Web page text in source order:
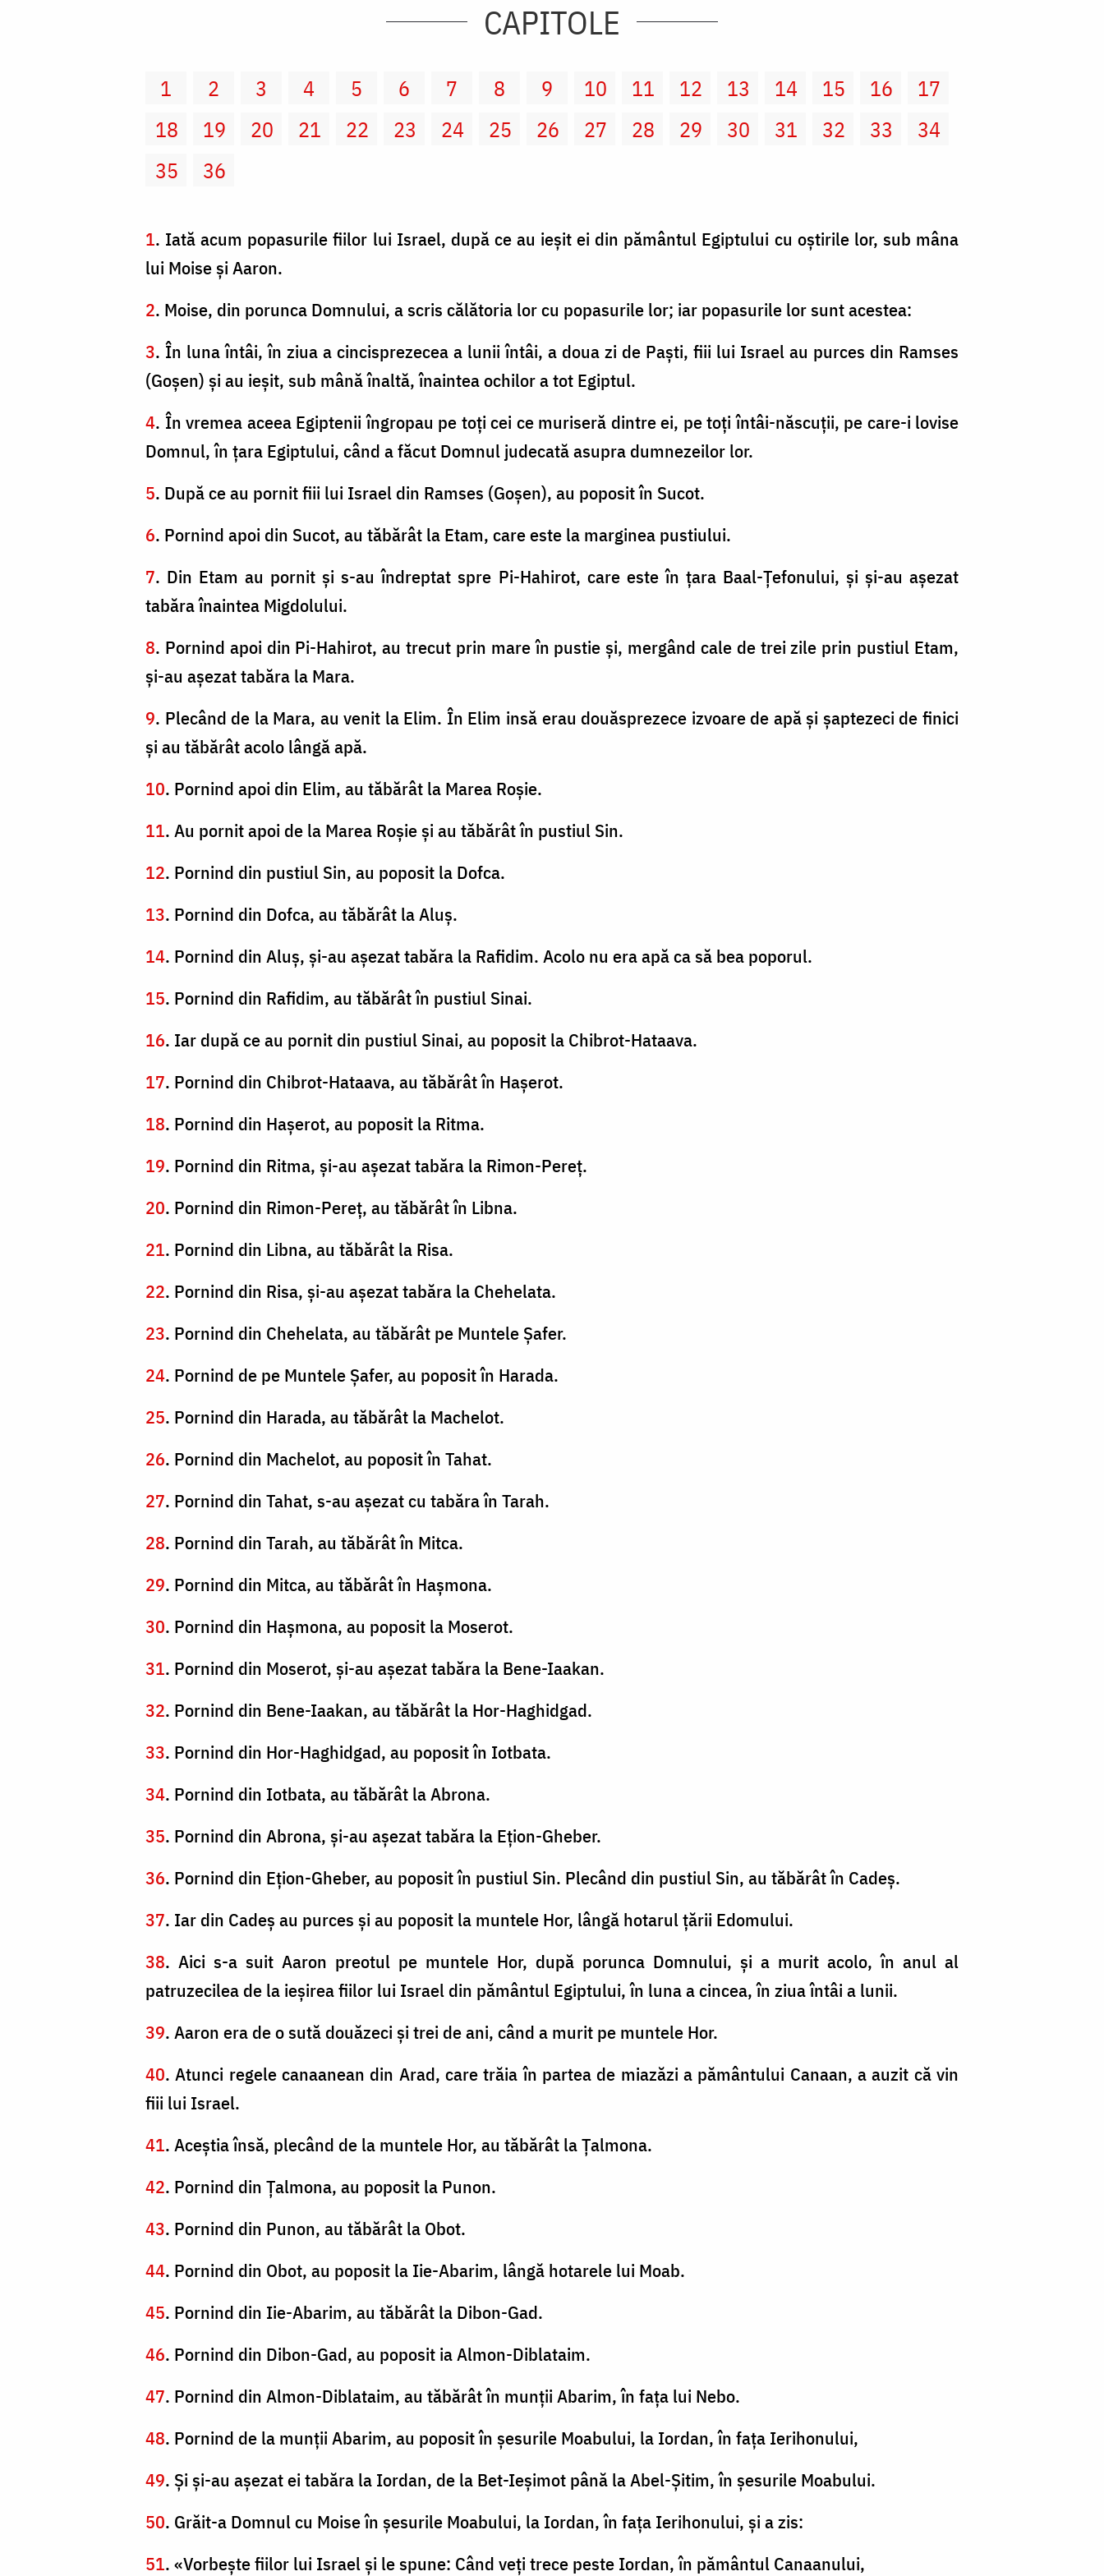
CAPITOLE
1 2 3 4 5 6 7 8 9 10 11 12 13 14 15 16
17
18
19 20 21 22 23 24 25 26 27 28 29 30 31 32 33
34
35
36
1. Iată acum popasurile fiilor lui Israel, după ce au ieşit ei din pământul Egiptului cu oştirile lor, sub mâna
lui Moise şi Aaron.
2. Moise, din porunca Domnului, a scris călătoria lor cu popasurile lor; iar popasurile lor sunt acestea:
3. În luna întâi, în ziua a cincisprezecea a lunii întâi, a doua zi de Paşti, fiii lui Israel au purces din Ramses
(Goşen) şi au ieşit, sub mână înaltă, înaintea ochilor a tot Egiptul.
4. În vremea aceea Egiptenii îngropau pe toţi cei ce muriseră dintre ei, pe toţi întâi-născuţii, pe care-i lovise
Domnul, în ţara Egiptului, când a făcut Domnul judecată asupra dumnezeilor lor.
5. După ce au pornit fiii lui Israel din Ramses (Goşen), au poposit în Sucot.
6. Pornind apoi din Sucot, au tăbărât la Etam, care este la marginea pustiului.
7. Din Etam au pornit şi s-au îndreptat spre Pi-Hahirot, care este în ţara Baal-Ţefonului, şi şi-au aşezat
tabăra înaintea Migdolului.
8. Pornind apoi din Pi-Hahirot, au trecut prin mare în pustie şi, mergând cale de trei zile prin pustiul Etam,
şi-au aşezat tabăra la Mara.
9. Plecând de la Mara, au venit la Elim. În Elim insă erau douăsprezece izvoare de apă şi şaptezeci de finici
şi au tăbărât acolo lângă apă.
10. Pornind apoi din Elim, au tăbărât la Marea Roşie.
11. Au pornit apoi de la Marea Roşie şi au tăbărât în pustiul Sin.
12. Pornind din pustiul Sin, au poposit la Dofca.
13. Pornind din Dofca, au tăbărât la Aluş.
14. Pornind din Aluş, şi-au aşezat tabăra la Rafidim. Acolo nu era apă ca să bea poporul.
15. Pornind din Rafidim, au tăbărât în pustiul Sinai.
16. Iar după ce au pornit din pustiul Sinai, au poposit la Chibrot-Hataava.
17. Pornind din Chibrot-Hataava, au tăbărât în Haşerot.
18. Pornind din Haşerot, au poposit la Ritma.
19. Pornind din Ritma, şi-au aşezat tabăra la Rimon-Pereţ.
20. Pornind din Rimon-Pereţ, au tăbărât în Libna.
21. Pornind din Libna, au tăbărât la Risa.
22. Pornind din Risa, şi-au aşezat tabăra la Chehelata.
23. Pornind din Chehelata, au tăbărât pe Muntele Şafer.
24. Pornind de pe Muntele Şafer, au poposit în Harada.
25. Pornind din Harada, au tăbărât la Machelot.
26. Pornind din Machelot, au poposit în Tahat.
27. Pornind din Tahat, s-au aşezat cu tabăra în Tarah.
28. Pornind din Tarah, au tăbărât în Mitca.
29. Pornind din Mitca, au tăbărât în Haşmona.
30. Pornind din Haşmona, au poposit la Moserot.
31. Pornind din Moserot, şi-au aşezat tabăra la Bene-Iaakan.
32. Pornind din Bene-Iaakan, au tăbărât la Hor-Haghidgad.
33. Pornind din Hor-Haghidgad, au poposit în Iotbata.
34. Pornind din Iotbata, au tăbărât la Abrona.
35. Pornind din Abrona, şi-au aşezat tabăra la Eţion-Gheber.
36. Pornind din Eţion-Gheber, au poposit în pustiul Sin. Plecând din pustiul Sin, au tăbărât în Cadeş.
37. Iar din Cadeş au purces şi au poposit la muntele Hor, lângă hotarul ţării Edomului.
38. Aici s-a suit Aaron preotul pe muntele Hor, după porunca Domnului, şi a murit acolo, în anul al
patruzecilea de la ieşirea fiilor lui Israel din pământul Egiptului, în luna a cincea, în ziua întâi a lunii.
39. Aaron era de o sută douăzeci şi trei de ani, când a murit pe muntele Hor.
40. Atunci regele canaanean din Arad, care trăia în partea de miazăzi a pământului Canaan, a auzit că vin
fiii lui Israel.
41. Aceştia însă, plecând de la muntele Hor, au tăbărât la Ţalmona.
42. Pornind din Ţalmona, au poposit la Punon.
43. Pornind din Punon, au tăbărât la Obot.
44. Pornind din Obot, au poposit la Iie-Abarim, lângă hotarele lui Moab.
45. Pornind din Iie-Abarim, au tăbărât la Dibon-Gad.
46. Pornind din Dibon-Gad, au poposit ia Almon-Diblataim.
47. Pornind din Almon-Diblataim, au tăbărât în munţii Abarim, în faţa lui Nebo.
48. Pornind de la munţii Abarim, au poposit în şesurile Moabului, la Iordan, în faţa Ierihonului,
49. Şi şi-au aşezat ei tabăra la Iordan, de la Bet-Ieşimot până la Abel-Şitim, în şesurile Moabului.
50. Grăit-a Domnul cu Moise în şesurile Moabului, la Iordan, în faţa Ierihonului, şi a zis:
51. «Vorbeşte fiilor lui Israel şi le spune: Când veţi trece peste Iordan, în pământul Canaanului,